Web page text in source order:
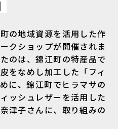
の地域資源を活用した作
クショップが開催されま
のは、錦江町の特産品で
をなめし加工した「フィ
に、錦江町でヒラマサの
ッシュレザーを活用した
津子さんに、取り組みの